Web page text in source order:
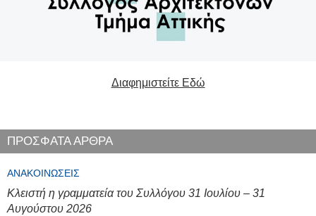
Διαφημιστείτε Εδώ
ΠΡΟΣΦΑΤΑ ΑΡΘΡΑ
ΑΝΑΚΟΙΝΏΣΕΙΣ
Κλειστή η γραμματεία του Συλλόγου 31 Ιουλίου – 31
Αυγούστου 2026